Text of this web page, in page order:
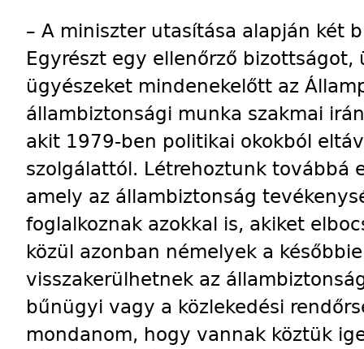
– A miniszter utasítása alapján két
Egyrészt egy ellenőrző bizottságot,
ügyészeket mindenekelőtt az
állambiztonsági munka szakmai
akit 1979-ben politikai okokból
szolgálattól. Létrehoztunk továbbá
amely az állambiztonság
foglalkoznak azokkal is, akiket
közül azonban némelyek a
visszakerülhetnek az
bűnügyi vagy a közlekedési
mondanom, hogy vannak köztük